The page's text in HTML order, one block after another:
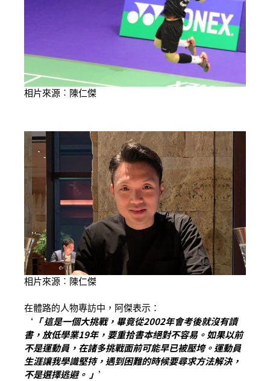
相片來源︰陳仁傑
相片來源︰陳仁傑
在體路的人物專訪中，阿傑表示：
‘ 「 這是一個大挑戰，畢竟從2002年會考後就沒有讀
書，放低學業19年，要重拾書本絕對不容易。如果以前
不是運動員，在諸多挑戰面前可能早已被壓垮。運動員
生涯讓我學識堅持，遇到困難的時候要尋求方法解決，
不是選擇逃避。 」 ’